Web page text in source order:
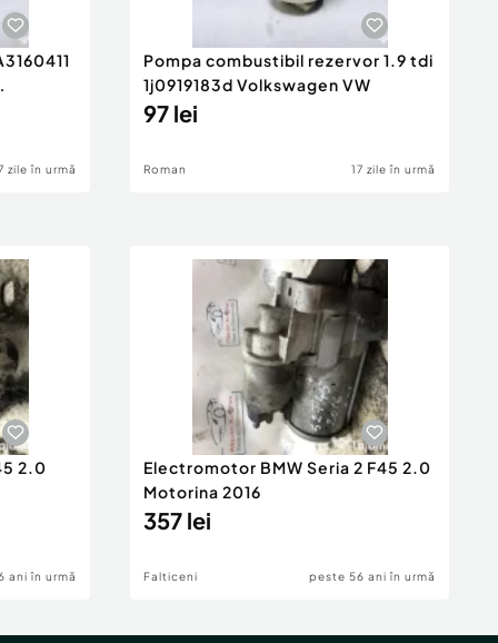
zile în urmă
Pompa combustibil rezervor 1.9 tdi
1j0919183d Volkswagen VW
97 lei
Roman 17 zile în urmă
2.0
ani în urmă
Electromotor BMW Seria 2 F45 2.0
Motorina 2016
357 lei
Falticeni peste 56 ani în urmă